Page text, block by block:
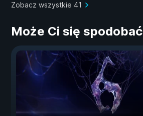
Zobacz wszystkie 41
Może Ci się spodobać